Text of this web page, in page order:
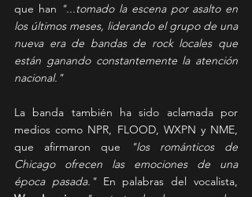
que han "...tomado la escena por asalto en
los últimos meses, liderando el grupo de una
nueva era de bandas de rock locales que
están ganando constantemente la atención
nacional."
La banda también ha sido aclamada por
medios como NPR, FLOOD, WXPN y NME,
que afirmaron que
"los románticos de
Chicago ofrecen las emociones de una
época pasada."